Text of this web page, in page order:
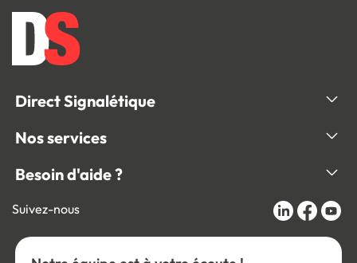
Direct Signalétique
Nos services
Besoin d'aide ?
Suivez-nous